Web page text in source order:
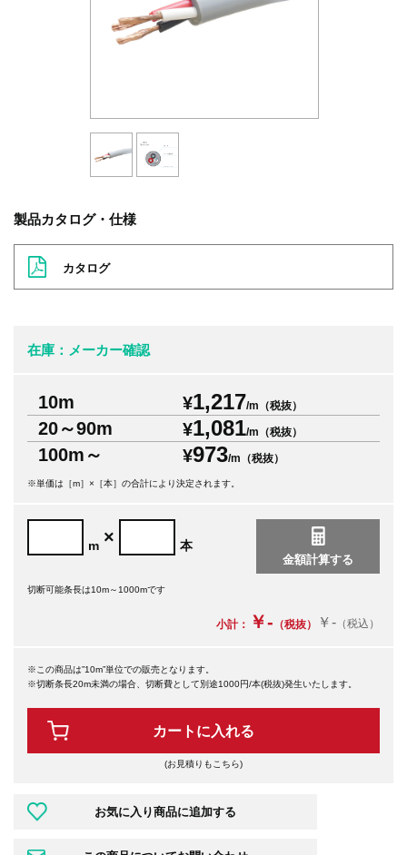
製品カタログ・仕様
カタログ
在庫：メーカー確認
10m ¥1,217/m（税抜）
20～90m ¥1,081/m（税抜）
100m～ ¥973/m（税抜）
※単価は［m］×［本］の合計により決定されます。
m × 本
切断可能条長は10m～1000mです
小計： ￥- （税抜） ￥- （税込）
※この商品は”10m”単位での販売となります。
※切断条長20m未満の場合、切断費として別途1000円/本(税抜)発生いたします。
カートに入れる
(お見積りもこちら)